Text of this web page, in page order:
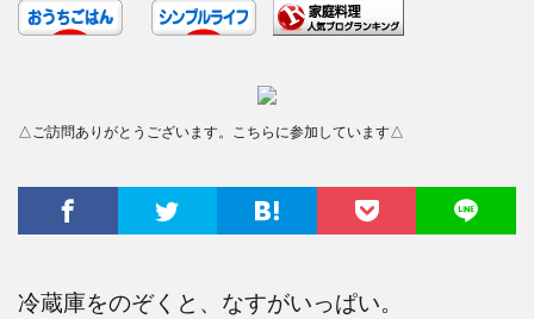
△ご訪問ありがとうございます。こちらに参加しています△
冷蔵庫をのぞくと、なすがいっぱい。